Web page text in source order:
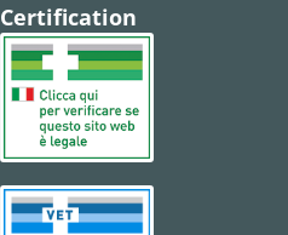
Certification